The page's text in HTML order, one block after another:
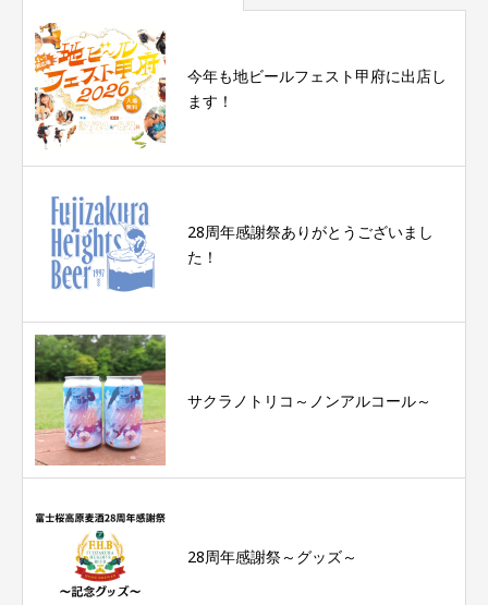
今年も地ビールフェスト甲府に出店し
ます！
28周年感謝祭ありがとうございまし
た！
サクラノトリコ～ノンアルコール～
28周年感謝祭～グッズ～